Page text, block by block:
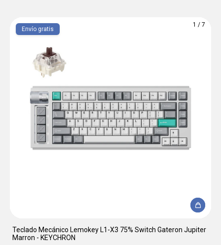
1 / 7
Envío gratis
Teclado Mecánico Lemokey L1-X3 75% Switch Gateron Jupiter
Marron - KEYCHRON